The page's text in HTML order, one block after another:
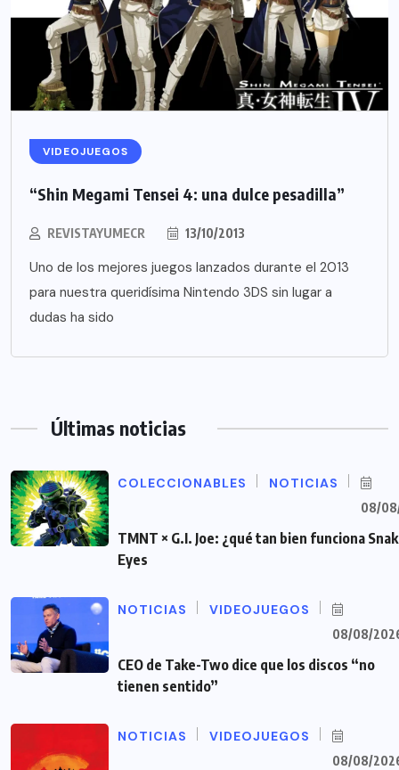
VIDEOJUEGOS
“Shin Megami Tensei 4: una dulce pesadilla”
REVISTAYUMECR 13/10/2013
Uno de los mejores juegos lanzados durante el 2013
para nuestra queridísima Nintendo 3DS sin lugar a
dudas ha sido
Últimas noticias
COLECCIONABLES NOTICIAS
08/
TMNT × G.I. Joe: ¿qué tan bien funciona
Eyes
NOTICIAS VIDEOJUEGOS
08/08/
CEO de Take-Two dice que los discos “no
tienen sentido”
NOTICIAS VIDEOJUEGOS
08/08/